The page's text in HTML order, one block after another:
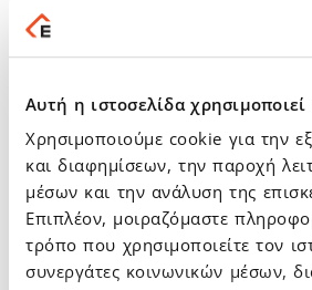
Αυτή η ιστοσελίδα
Χρησιμοποιούμε cookie για την
και διαφημίσεων, την παροχή
μέσων και την ανάλυση της
Επιπλέον, μοιραζόμαστε
τρόπο που χρησιμοποιείτε τον
συνεργάτες κοινωνικών μέσων,
συμμετέχει καθοριστικά στις
ενισχύοντας τον στρατηγικό του
διεύρυνση του μεριδίου
επίτευξη αυξανόμενων
του αποτελέσματα.
Ο κ.Μίχος ΙωάννηςΠρόεδρος
Συμβουλίου και Διευθύνων